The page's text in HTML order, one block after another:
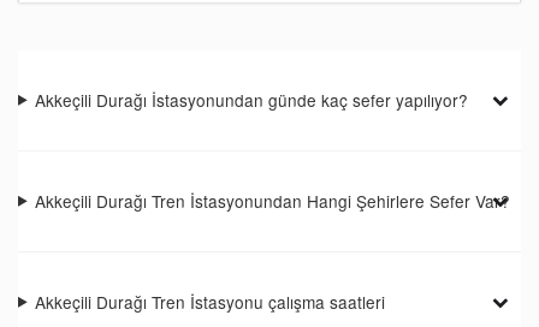
Akkeçili Durağı İstasyonundan günde kaç sefer yapılıyor?
Akkeçili Durağı Tren İstasyonundan Hangi Şehirlere Sefer Var?
Akkeçili Durağı Tren İstasyonu çalışma saatleri